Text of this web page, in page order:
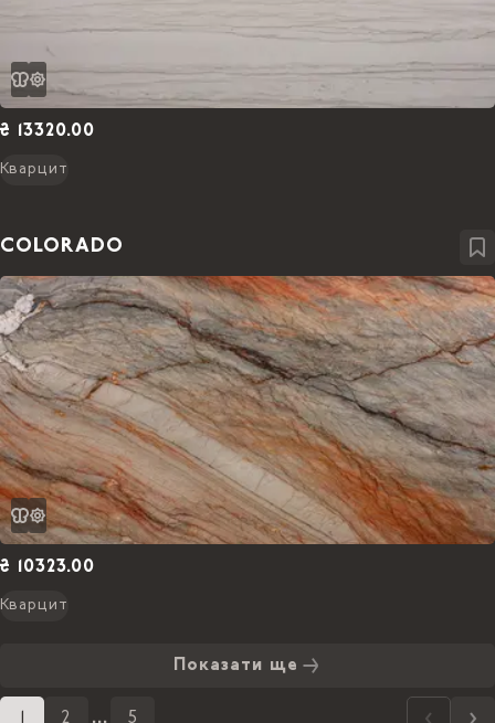
₴ 13320.00
Кварцит
COLORADO
₴ 10323.00
Кварцит
Показати ще
2 ... 5